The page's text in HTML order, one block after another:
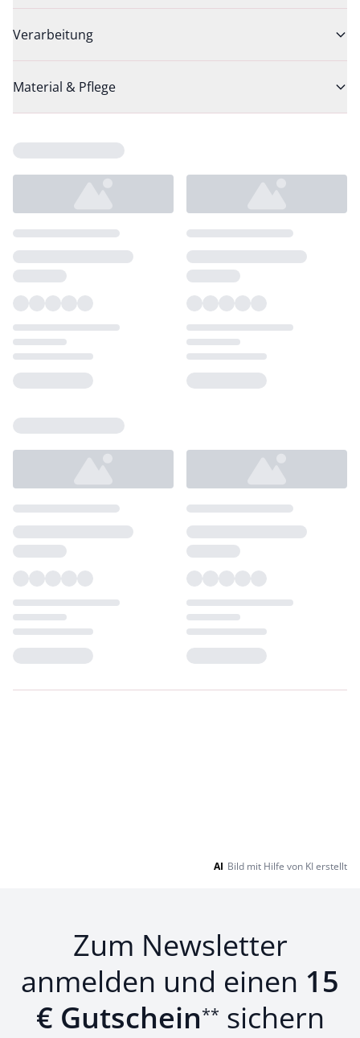
Verarbeitung
Material & Pflege
AI Bild mit Hilfe von KI erstellt
Zum Newsletter
anmelden und einen 15
€ Gutschein** sichern